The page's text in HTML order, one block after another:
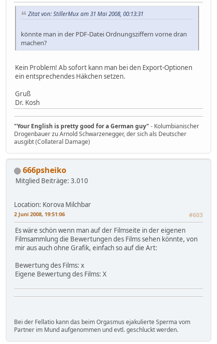
Zitat von: StillerMux am 31 Mai 2008, 00:13:31
könnte man in der PDF-Datei Ordnungsziffern vorne dran
machen?
Kein Problem! Ab sofort kann man bei den Export-Optionen
ein entsprechendes Häkchen setzen.
Gruß
Dr. Kosh
"Your English is pretty good for a German guy" - Kolumbianischer
Drogenbauer zu Arnold Schwarzenegger, der sich als Deutscher
ausgibt (Collateral Damage)
666psheiko
Mitglied Beiträge: 3.010
Location: Korova Milchbar
2 Juni 2008, 19:51:06 #603
Es wäre schön wenn man auf der Filmseite in der eigenen
Filmsammlung die Bewertungen des Films sehen könnte, von
mir aus auch ohne Grafik, einfach so auf die Art:
Bewertung des Films: x
Eigene Bewertung des Films: X
Bei der Fellatio kann das beim Orgasmus ejakulierte Sperma vom
Partner im Mund aufgenommen und evtl. geschluckt werden.